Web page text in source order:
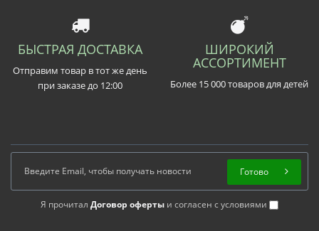
БЫСТРАЯ ДОСТАВКА
Отправим товар в тот же день
при заказе до 12:00
ШИРОКИЙ
АССОРТИМЕНТ
Более 15 000 товаров для детей
Я прочитал Договор оферты и согласен с условиями
Готово